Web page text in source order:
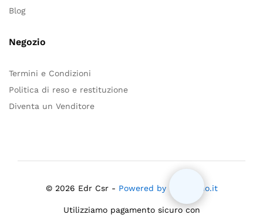
Blog
Negozio
Termini e Condizioni
Politica di reso e restituzione
Diventa un Venditore
© 2026 Edr Csr - Powered by Mloiacono.it
Utilizziamo pagamento sicuro con